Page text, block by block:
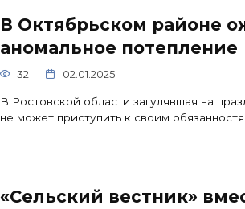
В Октябрьском районе
аномальное потепление
32 02.01.2025
В Ростовской области загулявшая на
не может приступить к своим
«Сельский вестник»